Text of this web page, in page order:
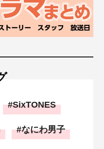
SixTONES
なにわ男子